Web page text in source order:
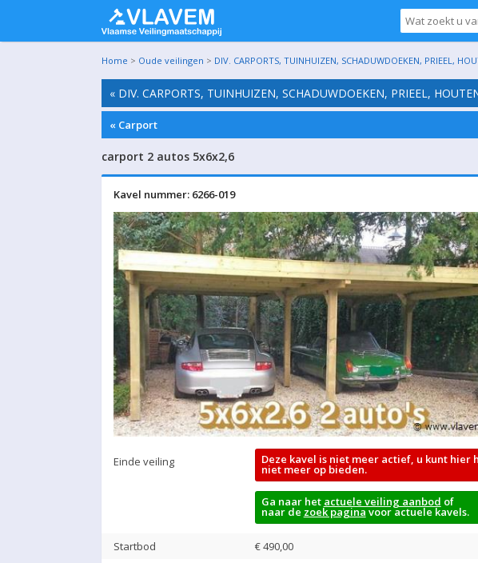
Home > Oude veilingen > DIV. CARPORTS, TUINHUIZEN, SCHADUWDOEKEN, PRIEEL,
« DIV. CARPORTS, TUINHUIZEN, SCHADUWDOEKEN, PRIEEL,
« Carport
carport 2 autos 5x6x2,6
Kavel nummer: 6266-019
Einde veiling Deze kavel is niet meer actief, u kunt hier
niet meer op bieden.
Ga naar het actuele veiling aanbod of
naar de zoek paginavoor actuele kavels.
Startbod
€ 490,00